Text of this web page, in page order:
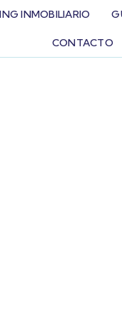
INMOBILIARIO
CONTACTO